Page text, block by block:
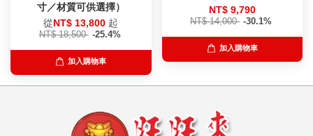
寸／材質可供選擇）
從NT$ 13,800 起
NT$ 18,500 -25.4%
加入購物車
NT$ 9,790
NT$ 14,000 -30.1%
加入購物車